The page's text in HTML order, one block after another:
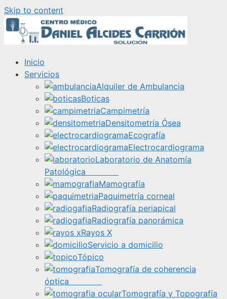
Skip to content
Inicio
Servicios
Alquiler de Ambulancia
Boticas
Campimetría
Densitometría Ósea
Ecografía
Electrocardiograma
Laboratorio de Anatomía
Patológica
Mamografía
Paquimetría corneal
Radiografía periapical
Radiografía panorámica
Rayos X
Servicio a domicilio
Tópico
Tomografía de coherencia
óptica
Tomografía y Topografía